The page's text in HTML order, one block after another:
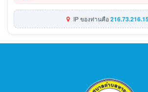
IP ของท่านคือ